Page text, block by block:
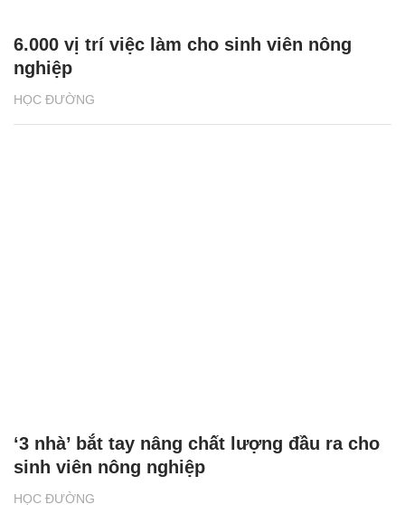
HỌC ĐƯỜNG
6.000 vị trí việc làm cho sinh viên nông
nghiệp
HỌC ĐƯỜNG
‘3 nhà’ bắt tay nâng chất lượng đầu ra cho
sinh viên nông nghiệp